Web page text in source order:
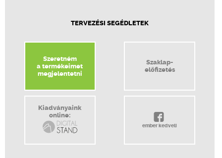
TERVEZÉSI SEGÉDLETEK
Szeretném
a termékeimet
megjelentetni
Szaklap-
előfizetés
Kiadványaink
online:
ember kedveli